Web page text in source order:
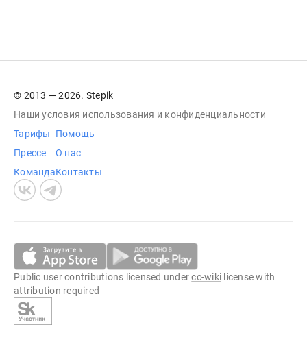
© 2013 — 2026. Stepik
Наши условия использования и конфиденциальности
Тарифы
Прессе
Команда
Помощь
О нас
Контакты
Public user contributions licensed undercc-wiki license with
attribution required